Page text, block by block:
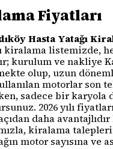
Fiyatları
Hasta Yatağı
kiralama listemizde,
kurulum ve nakliye
olup, uzun
motorlar son
sadece bir
2026 yılı
daha
kiralama
motor sayısına